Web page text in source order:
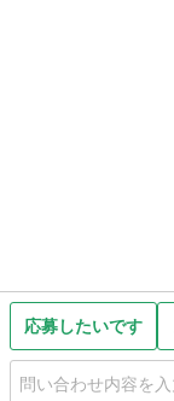
応募したいです